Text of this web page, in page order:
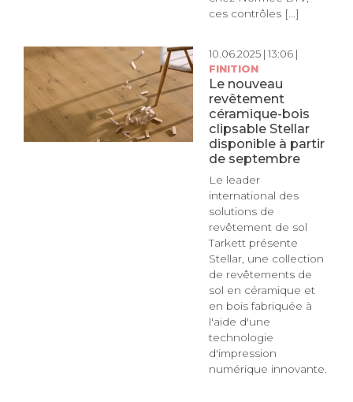
ces contrôles [...]
10.06.2025 | 13:06 |
FINITION
Le nouveau
revêtement
céramique-bois
clipsable Stellar
disponible à partir
de septembre
Le leader
international des
solutions de
revêtement de sol
Tarkett présente
Stellar, une collection
de revêtements de
sol en céramique et
en bois fabriquée à
l'aide d'une
technologie
d'impression
numérique innovante.